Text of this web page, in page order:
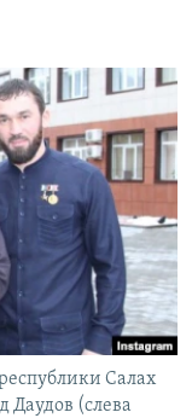
Салах
(слева